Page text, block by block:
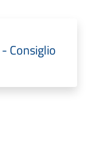
Consiglio